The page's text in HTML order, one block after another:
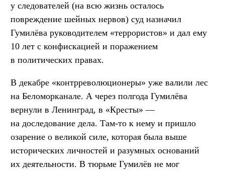
у следователей (на всю жизнь осталось
повреждение шейных нервов) суд назначил
Гумилёва руководителем «террористов» и дал ему
10 лет с конфискацией и поражением
в политических правах.
В декабре «контрреволюционеры» уже валили лес
на Беломорканале. А через полгода Гумилёва
вернули в Ленинград, в «Кресты» —
на доследование дела. Там-то к нему и пришло
озарение о великой силе, которая была выше
исторических личностей и разумных оснований
их деятельности. В тюрьме Гумилёв не мог